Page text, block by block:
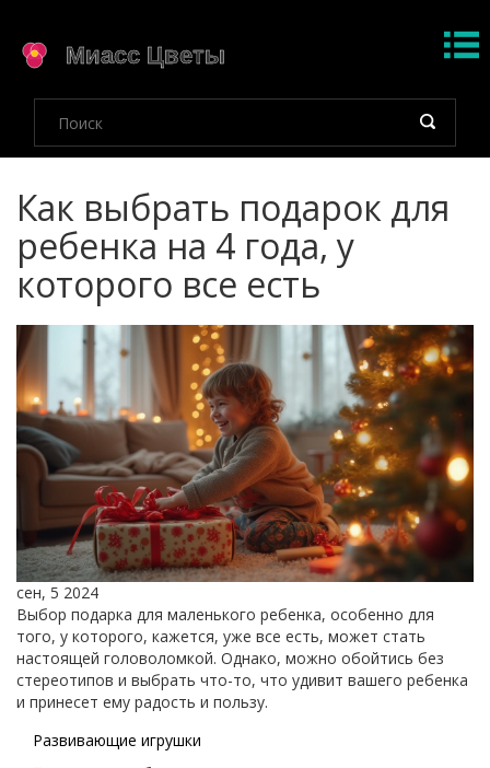
Как выбрать подарок для
ребенка на 4 года, у
которого все есть
сен, 5 2024
Выбор подарка для маленького ребенка, особенно для
того, у которого, кажется, уже все есть, может стать
настоящей головоломкой. Однако, можно обойтись без
стереотипов и выбрать что-то, что удивит вашего ребенка
и принесет ему радость и пользу.
Развивающие игрушки